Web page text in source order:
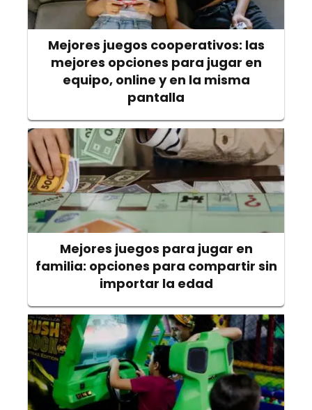
Mejores juegos cooperativos: las
mejores opciones para jugar en
equipo, online y en la misma
pantalla
Mejores juegos para jugar en
familia: opciones para compartir sin
importar la edad